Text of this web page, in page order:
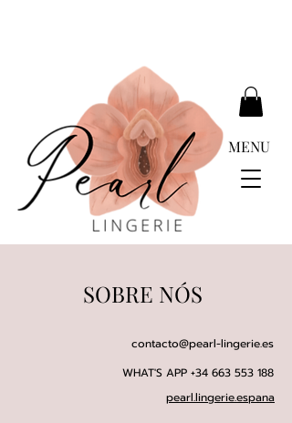
MENU
SOBRE NÓS
contacto@pearl-lingerie.es
WHAT'S APP +34 663 553 188
pearl.lingerie.espana